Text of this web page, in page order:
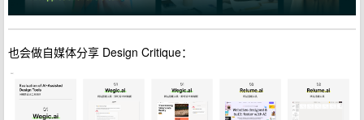
也会做自媒体分享 Design Critique：